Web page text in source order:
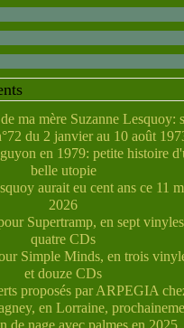
ma mère Suzanne Lesquoy:
du 2 janvier au 10 août
en 1979: petite histoire
belle utopie
aurait eu cent ans ce 11
2026
Supertramp, en sept
quatre CDs
Simple Minds, en trois
et douze CDs
proposés par ARPEGIA
en Lorraine,
de nage avec palmes en 2025